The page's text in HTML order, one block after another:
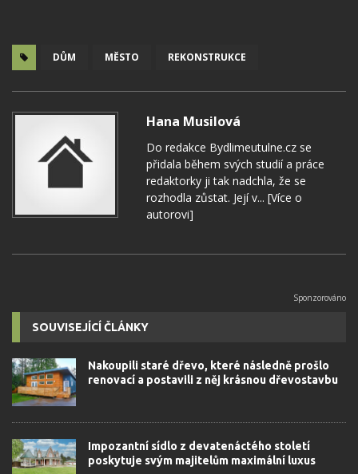
DŮM MĚSTO REKONSTRUKCE
Hana Musilová
Do redakce Bydlimeutulne.cz se
přidala během svých studií a práce
redaktorky ji tak nadchla, že se
rozhodla zůstat. Její v... [Více o
autorovi]
SOUVISEJÍCÍ ČLÁNKY
Nakoupili staré dřevo, které následně prošlo
renovací a postavili z něj krásnou dřevostavbu
Impozantní sídlo z devatenáctého století
poskytuje svým majitelům maximální luxus